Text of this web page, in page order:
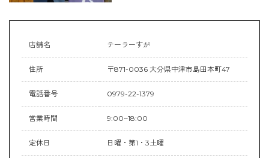
店舗名 テーラーすが
住所 〒871-0036 大分県中津市島田本町47
電話番号 0979-22-1379
営業時間 9:00~18:00
定休日 日曜・第1・3土曜